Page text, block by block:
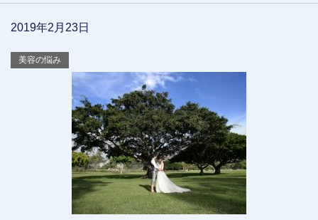
2019年2月23日
美容の悩み